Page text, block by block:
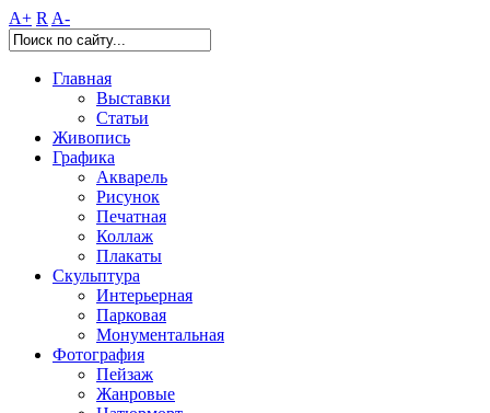
A+ R A-
Главная
Выставки
Статьи
Живопись
Графика
Акварель
Рисунок
Печатная
Коллаж
Плакаты
Скульптура
Интерьерная
Парковая
Монументальная
Фотография
Пейзаж
Жанровые